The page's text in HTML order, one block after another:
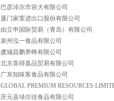
巴彦淖尔市容大有限公司
厦门家萱进出口股份有限公司
由立申国际贸易（青岛）有限公司
泉州泓一食品有限公司
虞城昌鹏养蜂有限公司
北京喜得嘉品贸易有限公司
广东知味客食品有限公司
GLOBAL PREMIUM RESOURCES
庆元县绿尔佳食品有限公司